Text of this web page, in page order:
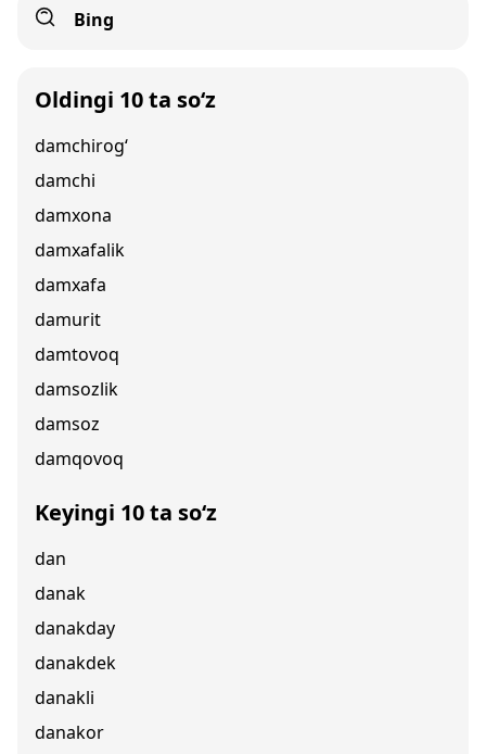
Bing
Oldingi 10 ta so‘z
damchirog‘
damchi
damxona
damxafalik
damxafa
damurit
damtovoq
damsozlik
damsoz
damqovoq
Keyingi 10 ta so‘z
dan
danak
danakday
danakdek
danakli
danakor